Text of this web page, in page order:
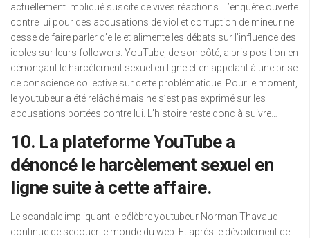
actuellement impliqué suscite de vives réactions. L’enquête ouverte
contre lui pour des accusations de viol et corruption de mineur ne
cesse de faire parler d’elle et alimente les débats sur l’influence des
idoles sur leurs followers. YouTube, de son côté, a pris position en
dénonçant le harcèlement sexuel en ligne et en appelant à une prise
de conscience collective sur cette problématique. Pour le moment,
le youtubeur a été relâché mais ne s’est pas exprimé sur les
accusations portées contre lui. L’histoire reste donc à suivre…
10. La plateforme YouTube a
dénoncé le harcèlement sexuel en
ligne suite à cette affaire.
Le scandale impliquant le célèbre youtubeur Norman Thavaud
continue de secouer le monde du web. Et après le dévoilement de